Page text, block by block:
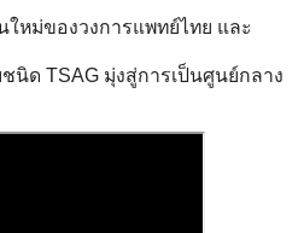
ใหม่ของวงการแพทย์ไทย และ
นิด TSAG มุ่งสู่การเป็นศูนย์กลาง